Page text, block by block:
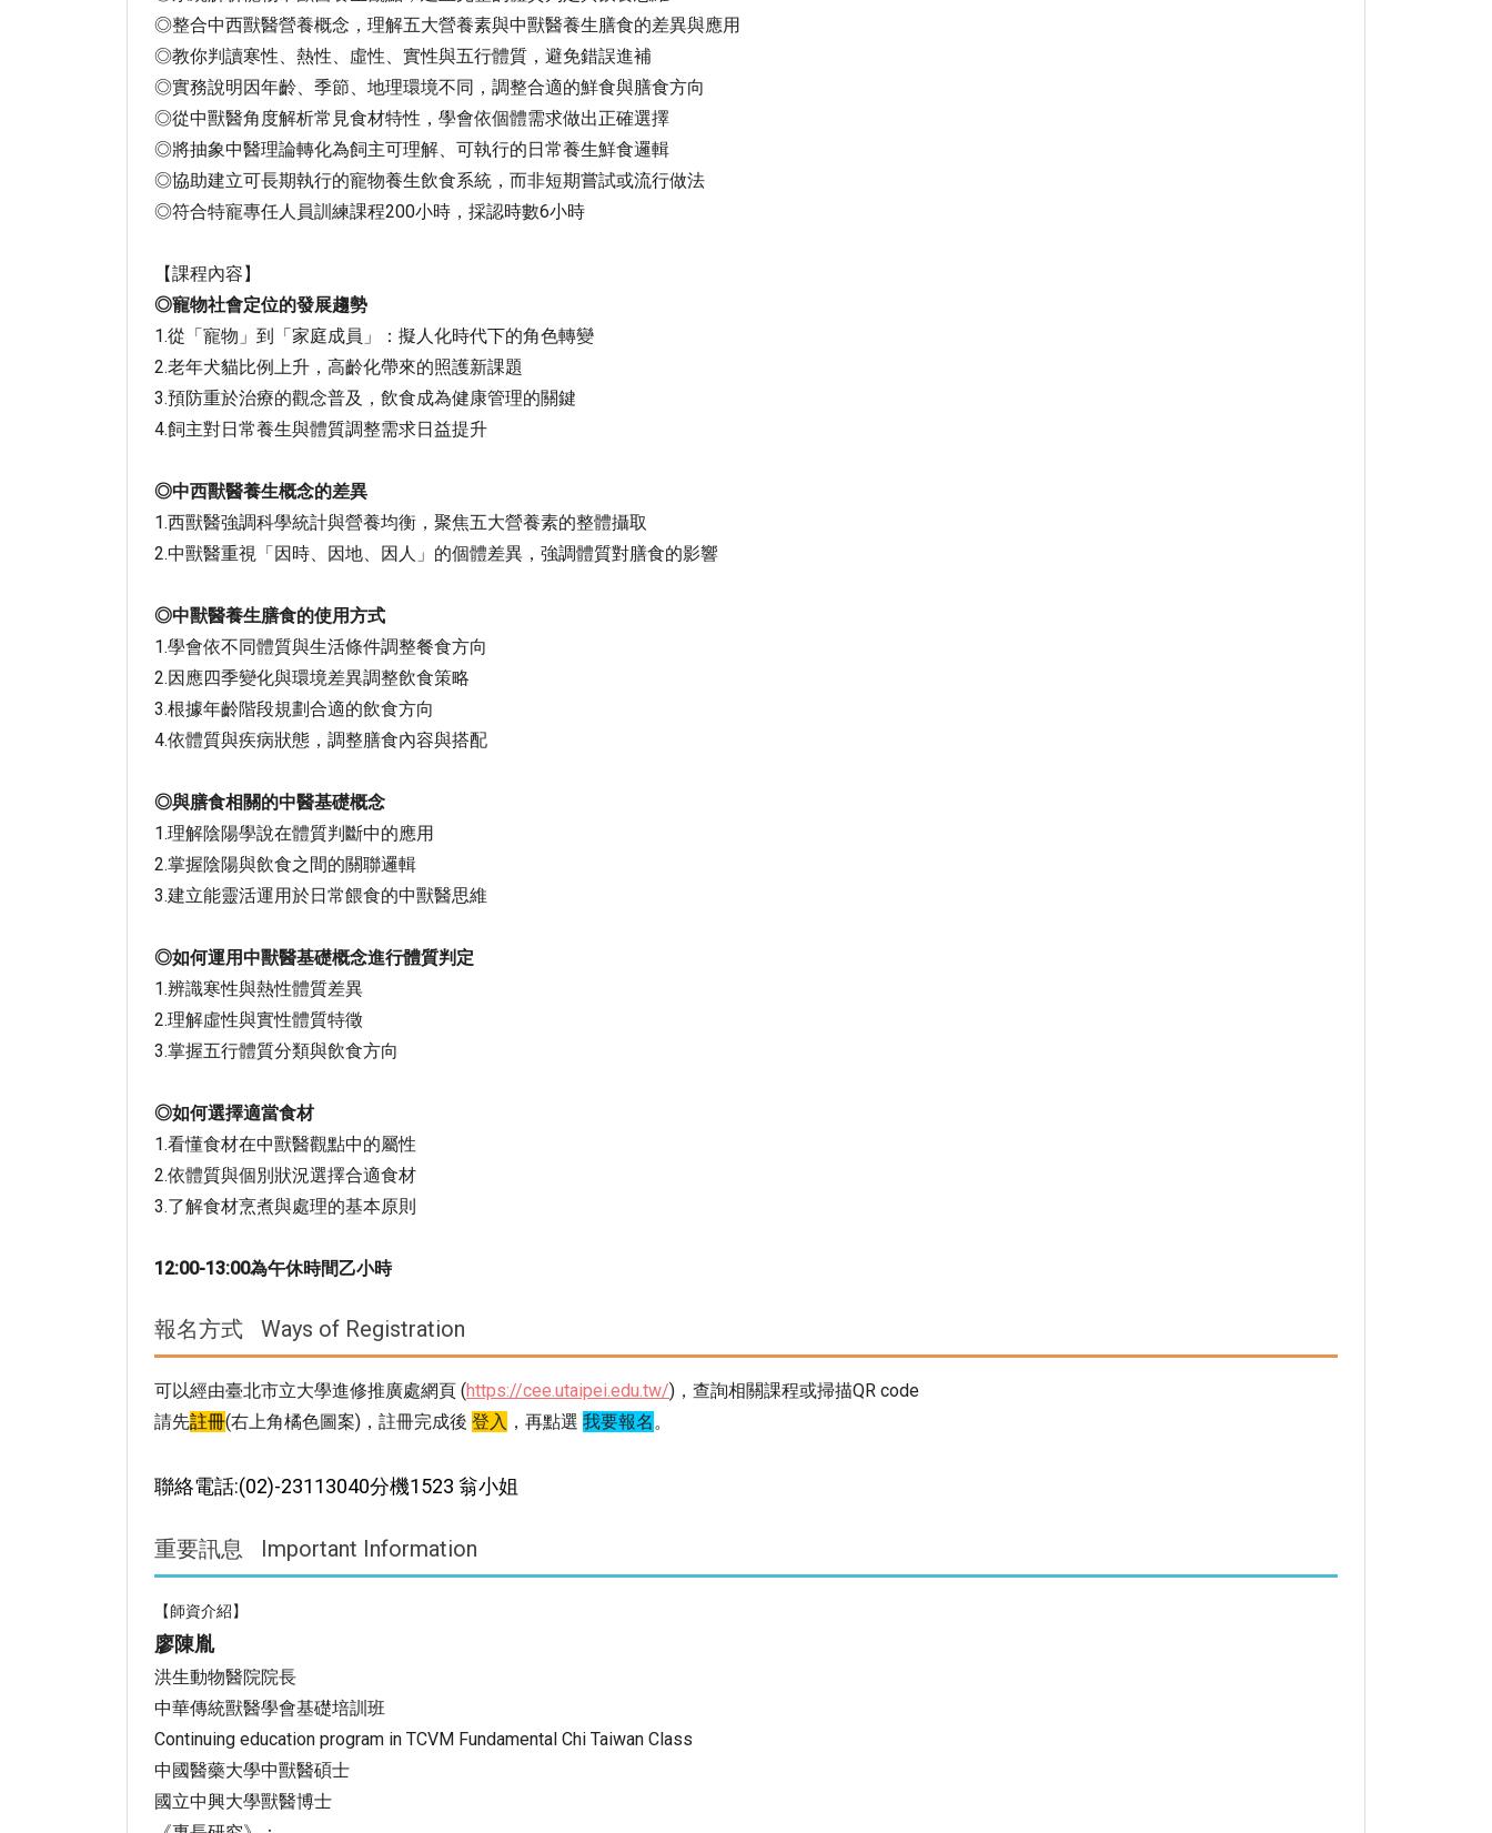
◎整合中西獸醫營養概念，理解五大營養素與中獸醫養生膳食的差異與應用
◎教你判讀寒性、熱性、虛性、實性與五行體質，避免錯誤進補
◎實務說明因年齡、季節、地理環境不同，調整合適的鮮食與膳食方向
◎從中獸醫角度解析常見食材特性，學會依個體需求做出正確選擇
◎將抽象中醫理論轉化為飼主可理解、可執行的日常養生鮮食邏輯
◎協助建立可長期執行的寵物養生飲食系統，而非短期嘗試或流行做法
◎符合特寵專任人員訓練課程200小時，採認時數6小時
【課程內容】
◎寵物社會定位的發展趨勢
1.從「寵物」到「家庭成員」：擬人化時代下的角色轉變
2.老年犬貓比例上升，高齡化帶來的照護新課題
3.預防重於治療的觀念普及，飲食成為健康管理的關鍵
4.飼主對日常養生與體質調整需求日益提升
◎中西獸醫養生概念的差異
1.西獸醫強調科學統計與營養均衡，聚焦五大營養素的整體攝取
2.中獸醫重視「因時、因地、因人」的個體差異，強調體質對膳食的影響
◎中獸醫養生膳食的使用方式
1.學會依不同體質與生活條件調整餐食方向
2.因應四季變化與環境差異調整飲食策略
3.根據年齡階段規劃合適的飲食方向
4.依體質與疾病狀態，調整膳食內容與搭配
◎與膳食相關的中醫基礎概念
1.理解陰陽學說在體質判斷中的應用
2.掌握陰陽與飲食之間的關聯邏輯
3.建立能靈活運用於日常餵食的中獸醫思維
◎如何運用中獸醫基礎概念進行體質判定
1.辨識寒性與熱性體質差異
2.理解虛性與實性體質特徵
3.掌握五行體質分類與飲食方向
◎如何選擇適當食材
1.看懂食材在中獸醫觀點中的屬性
2.依體質與個別狀況選擇合適食材
3.了解食材烹煮與處理的基本原則
12:00-13:00為午休時間乙小時
報名方式 Ways of Registration
可以經由臺北市立大學進修推廣處網頁 (https://cee.utaipei.edu.tw/)，查詢相關課程或掃描QR code
請先註冊(右上角橘色圖案)，註冊完成後 登入 ，再點選 我要報名 。
聯絡電話:(02)-23113040分機1523 翁小姐
重要訊息 Important Information
【師資介紹】
廖陳胤
洪生動物醫院院長
中華傳統獸醫學會基礎培訓班
Continuing education program in TCVM Fundamental Chi Taiwan Class
中國醫藥大學中獸醫碩士
國立中興大學獸醫博士